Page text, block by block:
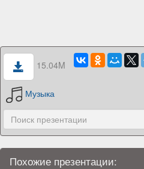
15.04M
Музыка
Похожие презентации: